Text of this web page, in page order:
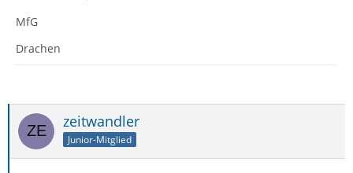
MfG
Drachen
zeitwandler
Junior-Mitglied